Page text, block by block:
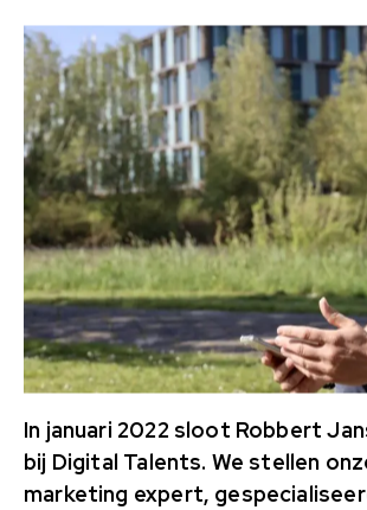
In januari 2022 sloot Robbert
bij Digital Talents. We stellen
marketing expert,